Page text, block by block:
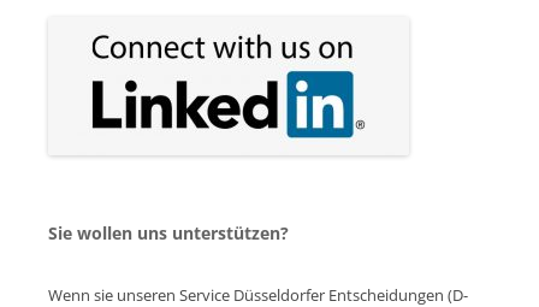
Sie wollen uns unterstützen?
Wenn sie unseren Service Düsseldorfer Entscheidungen (D-